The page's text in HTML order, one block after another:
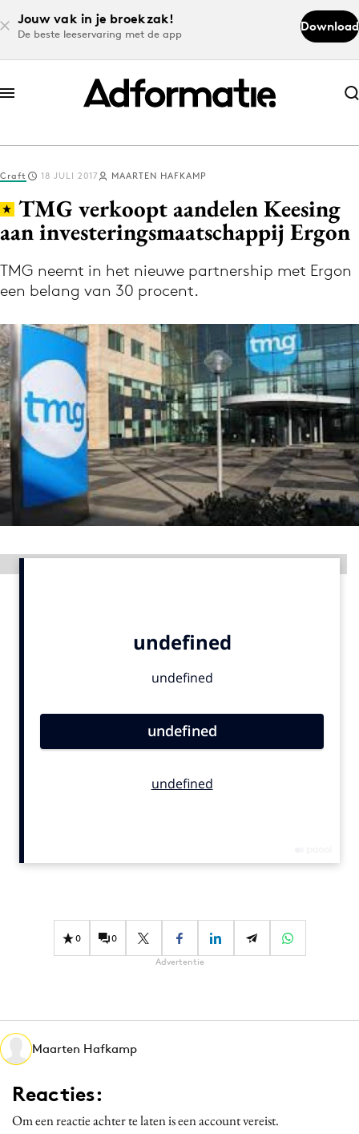
Jouw vak in je broekzak!
De beste leeservaring met de app
Download
Abonneer nu
Abonneer nu
Log in
Download de app
Volg het laatste nieuws via de Adformatie
Nieuws app
Menu
Home
9 sept: GenAI-training
12 nov: MarketingLive!
Adverteren
Events
Opleidingen
Artificial Intelligence
Influencer marketing
Interne communicatie
Media
Merkstrategie
Craft 18 JULI 2017 MAARTEN HAFKAMP
TMG verkoopt aandelen Keesing
aan investeringsmaatschappij Ergon
TMG neemt in het nieuwe partnership met Ergon
een belang van 30 procent.
0 0
Advertentie
Maarten Hafkamp
Reacties:
Om een reactie achter te laten is een account vereist.